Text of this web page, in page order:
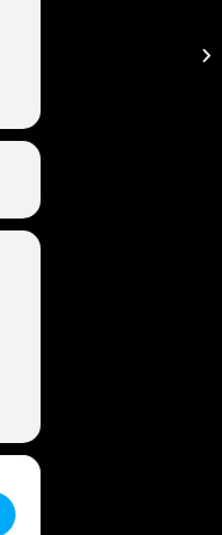
Wackel LIVE im Bierkönig